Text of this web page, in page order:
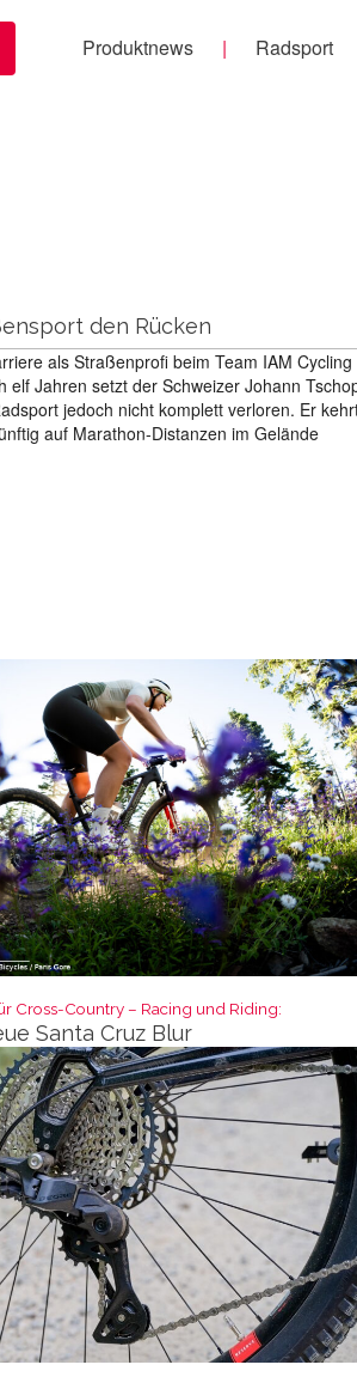
Produktnews Radsport
den Rücken
als Straßenprofi beim Team IAM Cycling
Jahren setzt der Schweizer Johann
jedoch nicht komplett verloren. Er
auf Marathon-Distanzen im Gelände
Cross-Country – Racing und Riding:
Santa Cruz Blur